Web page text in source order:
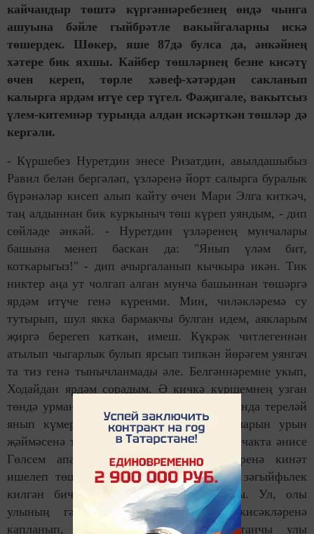
кайчандыр төштә күргәннәребезнең өндә чынга
ашуына бәйле гыйбрәтле вакыйгаларны искә
төшердек. Шөкер, яше 87дә булса да, әнкәйнең
хәтере бик яхшы. Кайбер төшләрнең безне кисәтү
өчен кереп, төрле хәвеф-хәтәрдән сакланып
калырга ярдәм итүе сер түгел. Фаҗигале, вакытсыз
үлем-китемнәр турында алдан искәрткән төшләр дә
кергәли.
- Күршебез Нуретдин энесе Ризатдин, авылдашыбыз
Равил белән бергәләп, үзләренә йорт салырга буралык
бүрәнәләр кисеп алып кайту өчен Мари Элга киткәч,
таң алдыннан бик куркыныч төш күреп уяндым, - дип
сөйләде әнкәй. - Нуретдин үзләренең мунчалары
башына менеп баскан да: "Янып үләм бит,
коткарыгыз!" - дип ачыргаланып кычкыра икән. Тик
никтер аңа ут чолгап алган мунча башыннан төшәргә
ярдәм итүче генә күренми. Мин, чиләкләремә су
тутырып, шул якка бармакчы булган идем, аякларым
җиргә берегеп каткан, имеш. Күкрәк читлегеннән
атылып чыгарлык булып ярсып типкән йөрәгем уянгач
та тиз генә тынычланмады әле. Белгәннәремне укып,
Ходайдан ярдәм сорадым. Ә кичкә күршемнең узган
төндә урман эчендәге каравылчы будкасында тереләй
янып күмерләнеп каткан мәете калдыкларын урын
җәймәсенә төйнәп алып кайттылар. Шул чакта әнисе
Гөлсем апаның үз-үзен тотышы иңнәренә кинәт
ишелеп төшкән зур хәсрәттән акылына зәгыйфьлек
килгән бичара кешенеке сыман тоелды. Ул, олы
улының гәүдәсеннән калган күмер кисәкләренә
капланып, күз яше түкмәде, ә уртанчы улы